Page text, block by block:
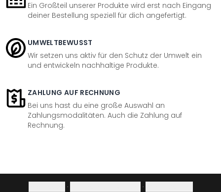
Ein Großteil unserer Produkte wird erst nach Eingang
deiner Bestellung speziell für dich angefertigt.
UMWELTBEWUSST
Wir setzen uns aktiv für den Schutz der Umwelt ein
und entwickeln nachhaltige Produkte.
ZAHLUNG AUF RECHNUNG
Bei uns hast du eine große Auswahl an
Zahlungsmodalitäten. Auch die Zahlung auf
Rechnung.
· ·